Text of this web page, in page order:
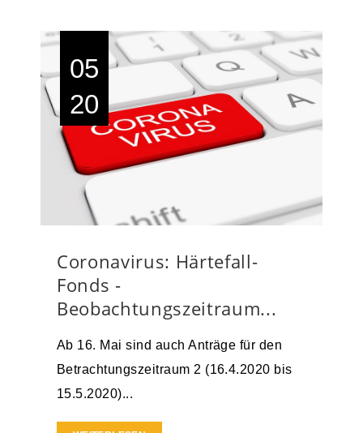
05
20
Coronavirus: Härtefall-
Fonds -
Beobachtungszeitraum...
Ab 16. Mai sind auch Anträge für den
Betrachtungszeitraum 2 (16.4.2020 bis
15.5.2020)...